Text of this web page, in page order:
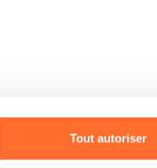
Tout autoriser